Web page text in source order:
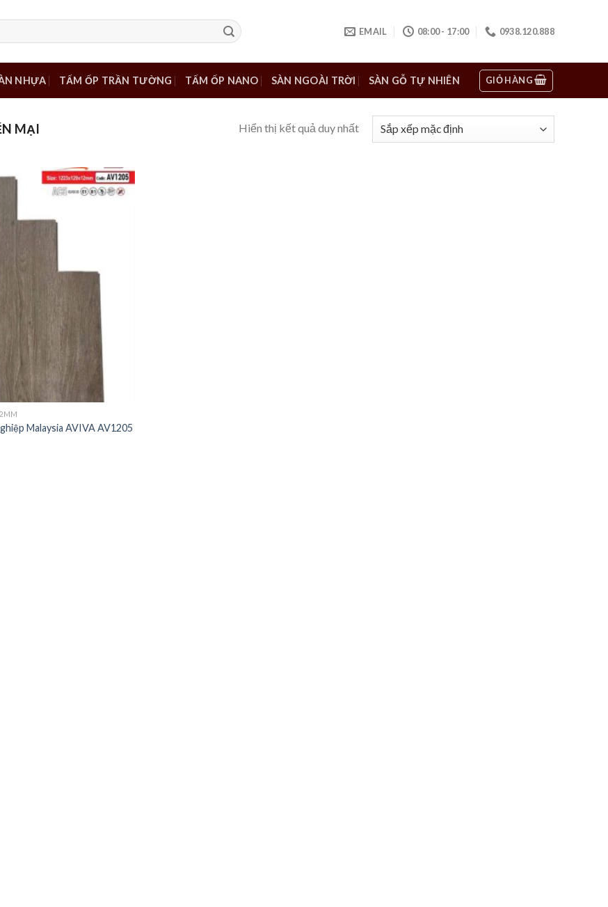
EMAIL 08:00 - 17:00 0938.120.888
NHỰA TẤM ỐP TRẦN TƯỜNG TẤM ỐP NANO SÀN NGOÀI TRỜI SÀN GỖ TỰ NHIÊN GIỎ HÀNG
MẠI Hiển thị kết quả duy nhất
Malaysia AVIVA AV1205